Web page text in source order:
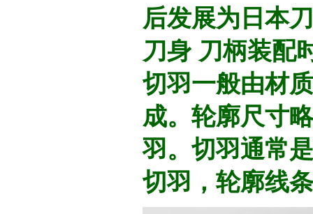
后发展为日本
刀身 刀柄装配
切羽一般由材
成。轮廓尺寸
羽。切羽通常
切羽，轮廓线